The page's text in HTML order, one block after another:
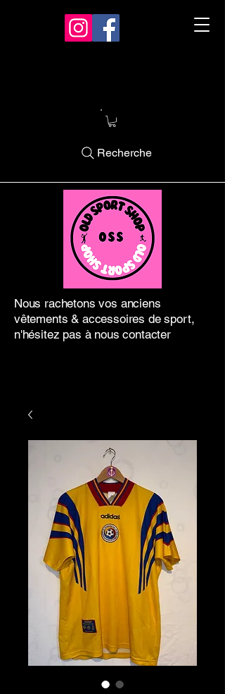
Nous rachetons vos anciens
vêtements & accessoires de sport,
n'hésitez pas à nous contacter
Recherche